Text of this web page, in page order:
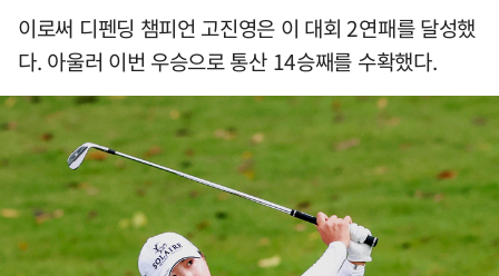
이로써 디펜딩 챔피언 고진영은 이 대회 2연패를 달성했
다. 아울러 이번 우승으로 통산 14승째를 수확했다.